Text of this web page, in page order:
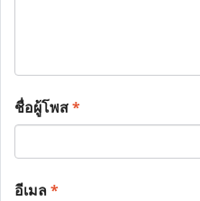
ชื่อผู้โพส*
อีเมล*